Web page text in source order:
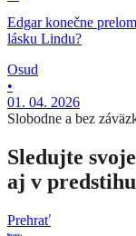
Edgar konečne
lásku Lindu?
Osud
•
01. 04. 2026
Slobodne a bez
Sledujte
aj v predstihu
Prehrať